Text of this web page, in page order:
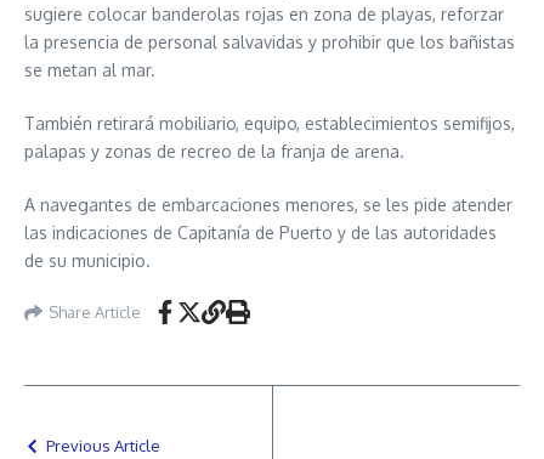
sugiere colocar banderolas rojas en zona de playas, reforzar
la presencia de personal salvavidas y prohibir que los bañistas
se metan al mar.
También retirará mobiliario, equipo, establecimientos semifijos,
palapas y zonas de recreo de la franja de arena.
A navegantes de embarcaciones menores, se les pide atender
las indicaciones de Capitanía de Puerto y de las autoridades
de su municipio.
Share Article
Previous Article